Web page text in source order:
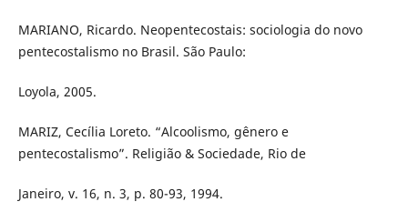
MARIANO, Ricardo. Neopentecostais: sociologia do novo
pentecostalismo no Brasil. São Paulo:
Loyola, 2005.
MARIZ, Cecília Loreto. “Alcoolismo, gênero e
pentecostalismo”. Religião & Sociedade, Rio de
Janeiro, v. 16, n. 3, p. 80-93, 1994.